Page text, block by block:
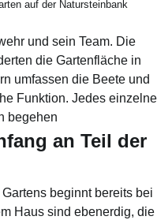
auf der Natursteinbank
und sein Team. Die
die Gartenfläche in
umfassen die Beete und
Funktion. Jedes einzelne
begehen
an Teil der
beginnt bereits bei
Haus sind ebenerdig, die